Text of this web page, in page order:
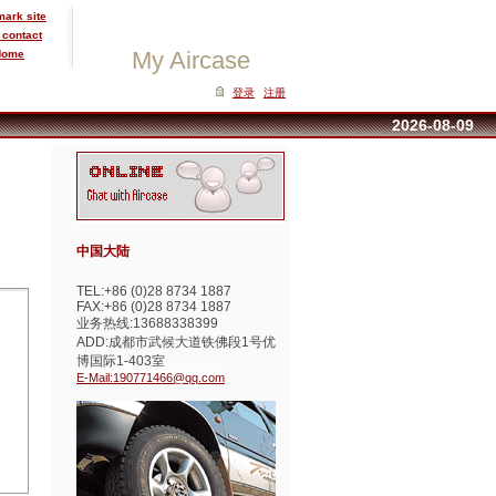
site
My Aircase
登录 注册
2026-08-09
中国大陆
TEL:+86 (0)28 8734 1887
FAX:+86 (0)28 8734 1887
业务热线:13688338399
ADD:成都市武候大道铁佛段1号优
博国际1-403室
E-Mail:190771466@qq.com